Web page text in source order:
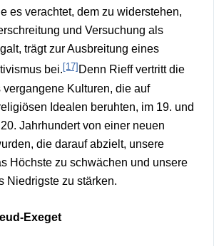
es verachtet, dem zu widerstehen,
und Versuchung als
galt, trägt zur Ausbreitung eines
bei.[17] Denn Rieff vertritt die
Kulturen, die auf
Idealen beruhten, im 19. und
Jahrhundert von einer neuen
die darauf abzielt, unsere
Höchste zu schwächen und unsere
Niedrigste zu stärken.
Exeget